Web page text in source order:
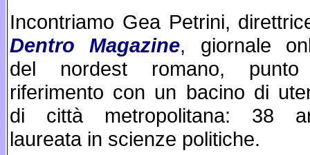
Incontriamo Gea Petrini,
Dentro Magazine, giornale
del nordest romano,
riferimento con un bacino di
di città metropolitana: 38
laureata in scienze politiche.